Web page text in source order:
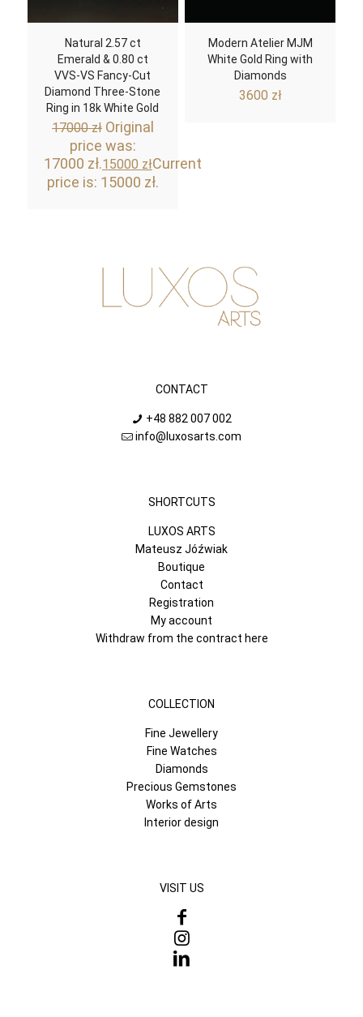
Natural 2.57 ct
Emerald & 0.80 ct
VVS-VS Fancy-Cut
Diamond Three-Stone
Ring in 18k White Gold
17000zł Original
price was:
17000 zł.15000 złCurrent
price is: 15000 zł.
Modern Atelier MJM
White Gold Ring with
Diamonds
3600 zł
CONTACT
+48 882 007 002
info@luxosarts.com
SHORTCUTS
LUXOS ARTS
Mateusz Jóźwiak
Boutique
Contact
Registration
My account
Withdraw from the contract here
COLLECTION
Fine Jewellery
Fine Watches
Diamonds
Precious Gemstones
Works of Arts
Interior design
VISIT US